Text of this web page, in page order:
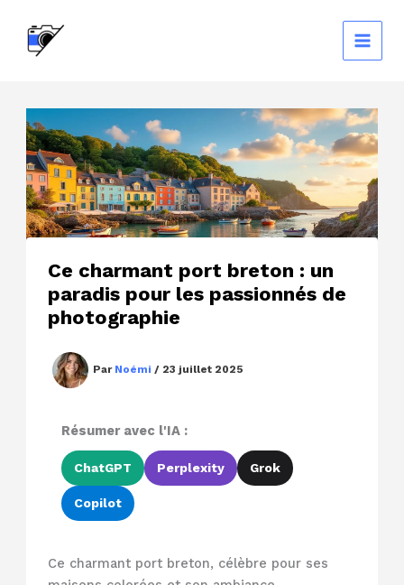
contenu
Ce charmant port breton : un
paradis pour les passionnés de
photographie
Par Noémi / 23 juillet 2025
Résumer avec l'IA :
ChatGPT Perplexity Grok
Copilot
Ce charmant port breton, célèbre pour ses